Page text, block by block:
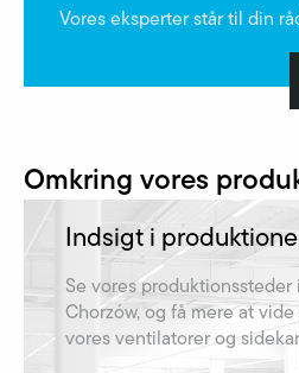
Vores eksperter står til din
Omkring vores
Indsigt i
Se vores produktionssteder
Chorzów, og få mere at
vores ventilatorer og